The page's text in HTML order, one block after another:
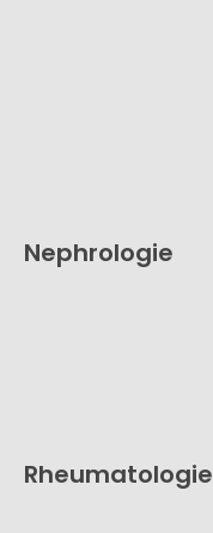
Nephrologie
Rheumatologie